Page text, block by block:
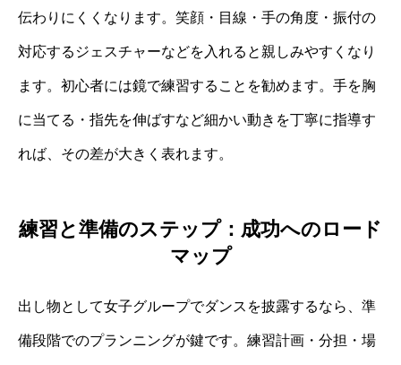
伝わりにくくなります。笑顔・目線・手の角度・振付の
対応するジェスチャーなどを入れると親しみやすくなり
ます。初心者には鏡で練習することを勧めます。手を胸
に当てる・指先を伸ばすなど細かい動きを丁寧に指導す
れば、その差が大きく表れます。
練習と準備のステップ：成功へのロード
マップ
出し物として女子グループでダンスを披露するなら、準
備段階でのプランニングが鍵です。練習計画・分担・場